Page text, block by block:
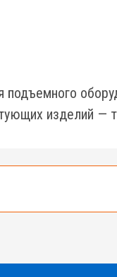
подъемного
изделий —